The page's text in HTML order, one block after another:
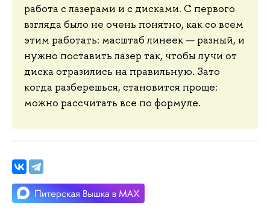
работа с лазерами и с дисками. С первого
взгляда было не очень понятно, как со всем
этим работать: масштаб линеек — разный, и
нужно поставить лазер так, чтобы лучи от
диска отразились на правильную. Зато
когда разберешься, становится проще:
можно рассчитать все по формуле.